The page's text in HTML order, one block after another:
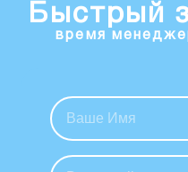
Быстрый
время